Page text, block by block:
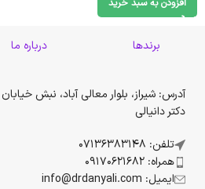
افزودن به سبد خرید
برندها درباره ما
آدرس: شیراز، بلوار معالی آباد، نبش
دکتر دانیالی
تلفن: 07136383148
همراه: 09170621682
ایمیل: info@drdanyali.com